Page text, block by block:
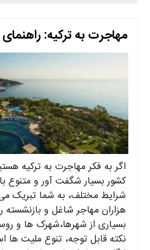
مهاجرت به ترکیه:
اگر به فکر مهاجرت به ترکیه
کشور بسیار شگفت آور و متنوع
شرایط مختلف، به شما تبریک می
هزاران مهاجر شاغل و
بسیاری از شهرها،شهرک ها و
نکته قابل توجه، تنوع ملیت ها